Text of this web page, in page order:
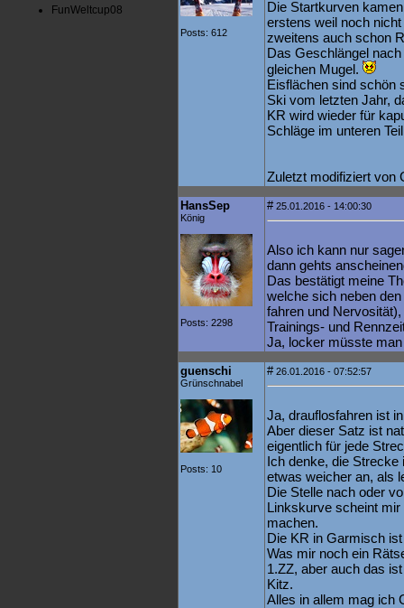
FunWeltcup08
Posts: 612
Die Startkurven
erstens weil noch
zweitens auch schon
Das Geschlängel
gleichen Mugel.
Eisflächen sind schön
Ski vom letzten Jahr,
KR wird wieder für
Schläge im unteren
Zuletzt modifiziert von
HansSep
König
Posts: 2298
#25.01.2016 - 14:00:30
Also ich kann nur
dann gehts
Das bestätigt meine
welche sich neben
fahren und
Trainings- und
Ja, locker müsste
guenschi
Grünschnabel
Posts: 10
#26.01.2016 - 07:52:57
Ja, drauflosfahren ist
Aber dieser Satz ist
eigentlich für jede
Ich denke, die Strecke
etwas weicher an, als
Die Stelle nach oder
Linkskurve scheint
machen.
Die KR in Garmisch
Was mir noch ein
1.ZZ, aber auch das
Kitz.
Alles in allem mag ich